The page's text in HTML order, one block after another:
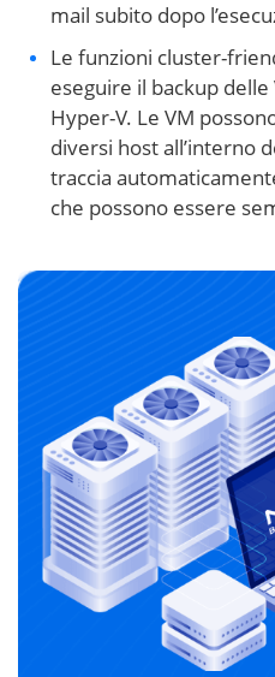
mail subito dopo
Le funzioni cluster-
eseguire il backup
Hyper-V. Le VM
diversi host all’interno
traccia
che possono essere